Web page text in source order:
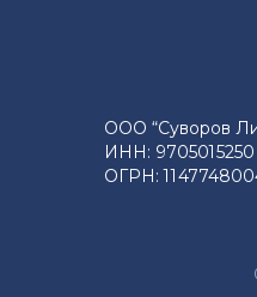
ООО “Суворов
ИНН: 9705015250
ОГРН: